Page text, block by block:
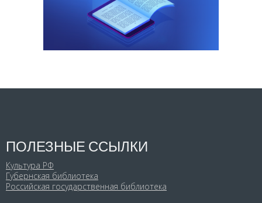
ПОЛЕЗНЫЕ ССЫЛКИ
Культура РФ
Губернская библиотека
Российская государственная библиотека